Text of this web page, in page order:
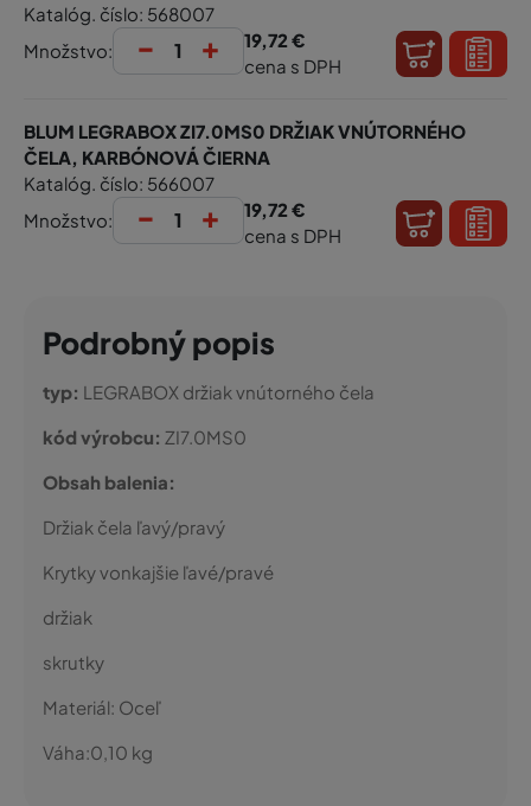
Katalóg. číslo: 568007
Množstvo:
- +
19,72 €
cena s DPH
BLUM LEGRABOX ZI7.0MS0 DRŽIAK VNÚTORNÉHO
ČELA, KARBÓNOVÁ ČIERNA
Katalóg. číslo: 566007
Množstvo:
- +
19,72 €
cena s DPH
Podrobný popis
typ: LEGRABOX držiak vnútorného čela
kód výrobcu: ZI7.0MS0
Obsah balenia:
Držiak čela ľavý/pravý
Krytky vonkajšie ľavé/pravé
držiak
skrutky
Materiál: Oceľ
Váha:0,10 kg